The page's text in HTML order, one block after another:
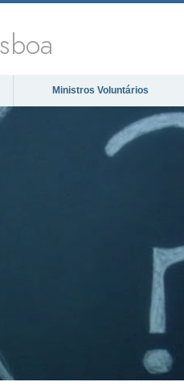
Ministros Voluntários